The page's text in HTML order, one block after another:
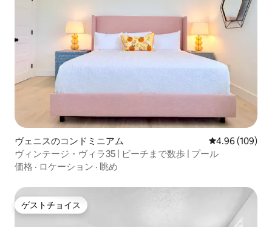
ヴェニスのコンドミニアム レビュー109
4.96 (109)
ヴィンテージ・ヴィラ35 | ビーチまで数歩 | プール
価格 · ロケーション · 眺め
ゲストチョイス
ゲストチョイス